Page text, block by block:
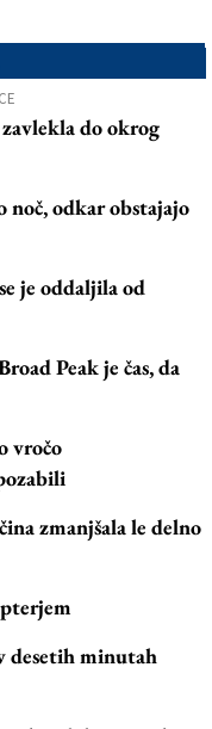
do okrog
odkar obstajajo
je oddaljila od
Peak je čas, da
vročo
zmanjšala le delno
desetih minutah